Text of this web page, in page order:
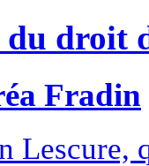
du droit
Fradin
Lescure,